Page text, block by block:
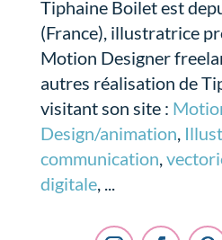
Tiphaine Boilet est
(France), illustratrice
Motion Designer
autres réalisation de
visitant son site :
Design/animation,
communication,
digitale, ...